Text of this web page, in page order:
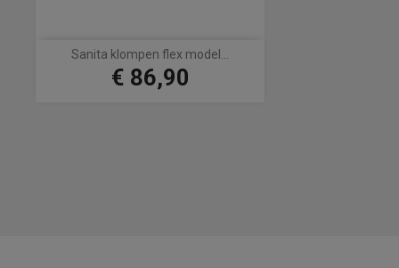
Sanita klompen flex model...
Prijs
€ 86,90